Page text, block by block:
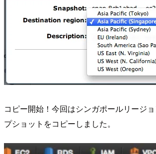
コピー開始！今回はシンガポールリージ
プショットをコピーしました。